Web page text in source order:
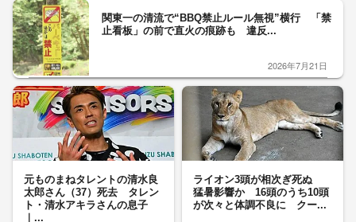
関東一の清流で“BBQ禁止ルール無視”横行 「禁
止看板」の前で直火の痕跡も 違反...
2026年7月21日
元ものまねタレントの清水良
太郎さん（37）死去 タレン
ト・清水アキラさんの息子
｜...
ライオン3頭が相次ぎ死ぬ
猛暑影響か 16頭のうち10頭
が次々と体調不良に クー...